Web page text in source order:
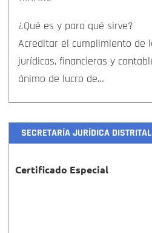
¿Qué es y para qué sirve?
Acreditar el cumplimiento de
jurídicas, financieras y
ánimo de lucro de…
SECRETARÍA JURÍDICA
Certificado Especial